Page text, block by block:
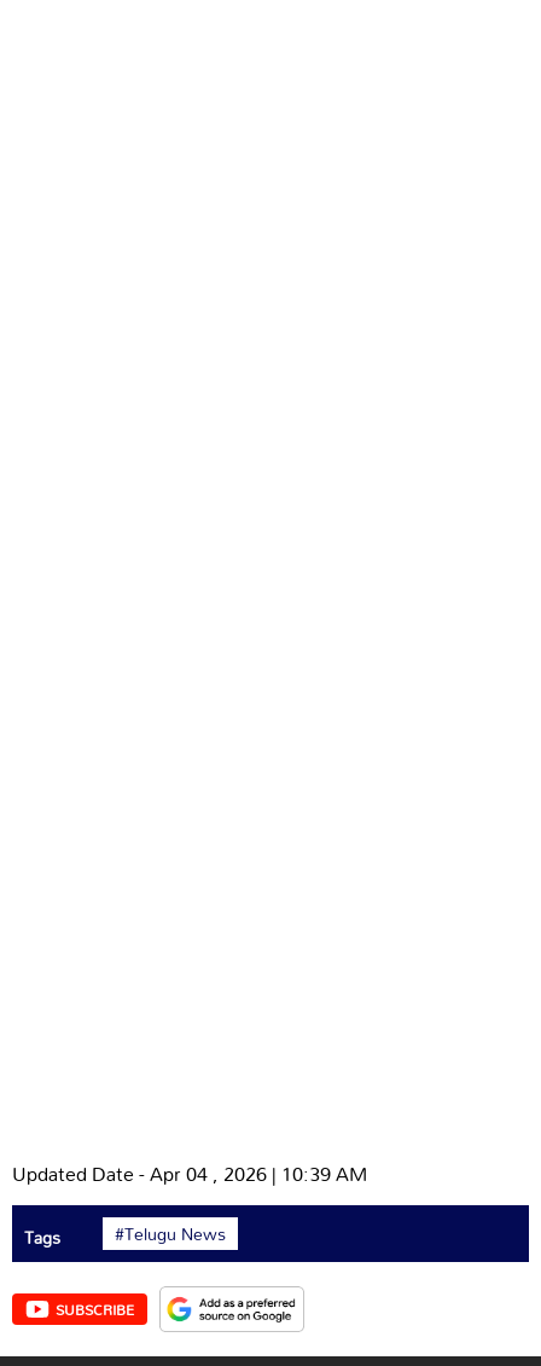
Updated Date - Apr 04 , 2026 | 10:39 AM
Tags #Telugu News
SUBSCRIBE